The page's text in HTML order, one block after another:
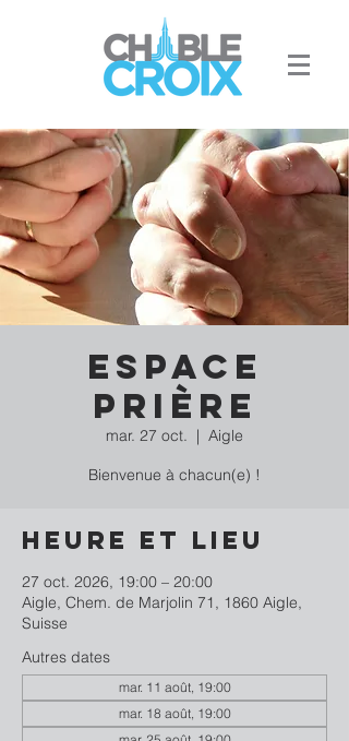
Espace
Prière
mar. 27 oct.
  |
Aigle
Bienvenue à chacun(e) !
Heure et lieu
27 oct. 2026, 19:00 – 20:00
Aigle, Chem. de Marjolin 71, 1860 Aigle,
Suisse
Autres dates
mar. 11 août, 19:00
mar. 18 août, 19:00